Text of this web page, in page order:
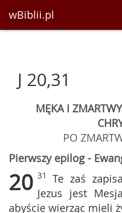
wBiblii.pl
J 20,31
MĘKA I
PO
Pierwszy epilog -
20 31Te zaś
Jezus jest
abyście wierząc mieli